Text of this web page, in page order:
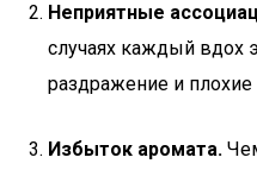
Неприятные
случаях каждый вдох
раздражение и
Избыток аромата.